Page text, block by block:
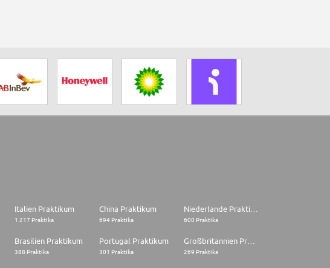
Italien Praktikum
1.217 Praktika
China Praktikum
694 Praktika 600 Praktika
Brasilien Praktikum
388 Praktika
Portugal Praktikum
301 Praktika 269 Praktika